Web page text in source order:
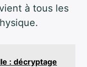
à tous les
: décryptage